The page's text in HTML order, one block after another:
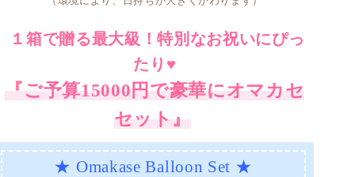
１箱で贈る最大級！特別なお祝いにぴっ
たり♥
『ご予算15000円で豪華にオマカセ
セット』
★ Omakase Balloon Set ★